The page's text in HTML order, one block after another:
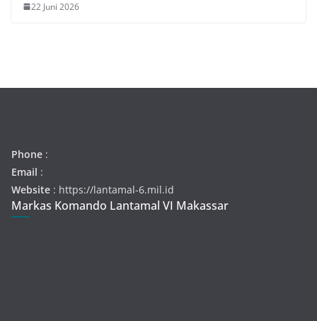
22 Juni 2026
Phone :
Email :
Website : https://lantamal-6.mil.id
Markas Komando Lantamal VI Makassar